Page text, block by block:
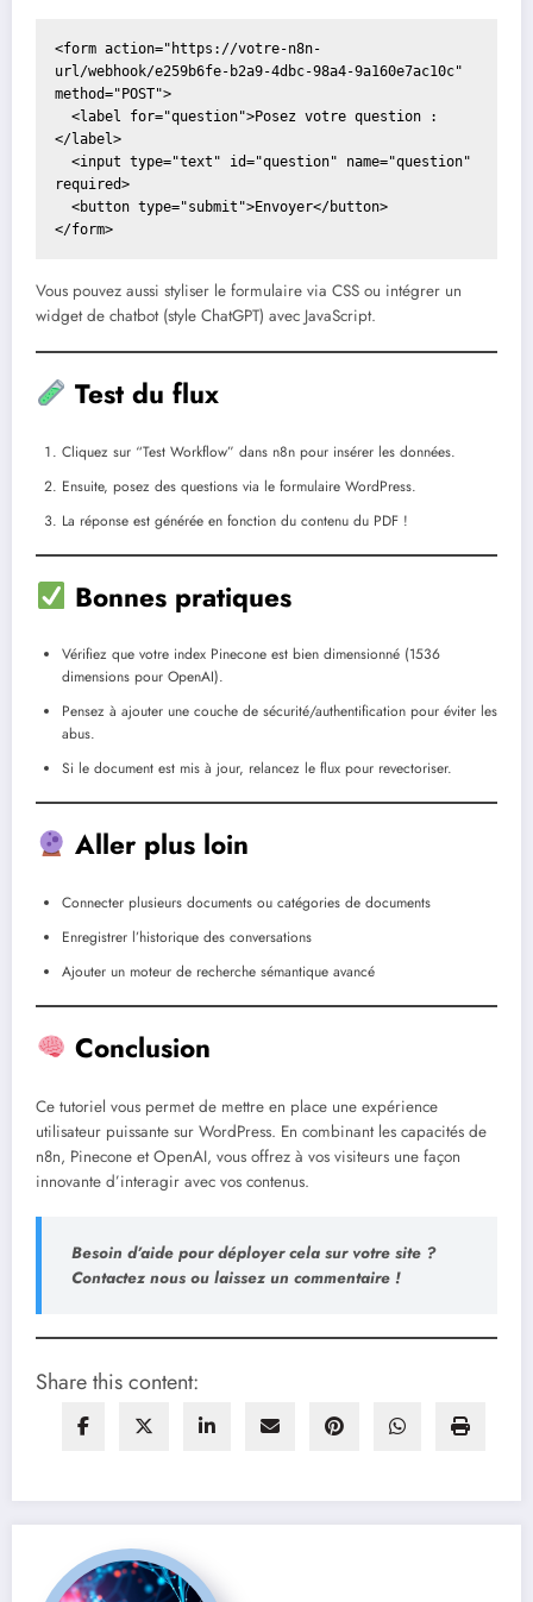
<form action="https://votre-n8n-
url/webhook/e259b6fe-b2a9-4dbc-98a4-9a160e7ac10c"
method="POST">
</label>
required>
</form>
Vous pouvez aussi styliser le formulaire via CSS ou intégrer un
widget de chatbot (style ChatGPT) avec JavaScript.
Test du flux
Cliquez sur “Test Workflow” dans n8n pour insérer les données.
Ensuite, posez des questions via le formulaire WordPress.
La réponse est générée en fonction du contenu du PDF !
Bonnes pratiques
Vérifiez que votre index Pinecone est bien dimensionné (1536
dimensions pour OpenAI).
Pensez à ajouter une couche de sécurité/authentification pour éviter les
abus.
Si le document est mis à jour, relancez le flux pour revectoriser.
Aller plus loin
Connecter plusieurs documents ou catégories de documents
Enregistrer l’historique des conversations
Ajouter un moteur de recherche sémantique avancé
Conclusion
Ce tutoriel vous permet de mettre en place une expérience
utilisateur puissante sur WordPress. En combinant les capacités de
n8n, Pinecone et OpenAI, vous offrez à vos visiteurs une façon
innovante d’interagir avec vos contenus.
Besoin d’aide pour déployer cela sur votre site ?
Contactez nous ou laissez un commentaire !
Share this content: